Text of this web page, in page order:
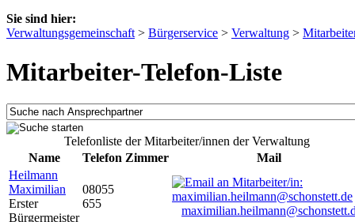
Sie sind hier:
Verwaltungsgemeinschaft > Bürgerservice > Verwaltung >
Mitarbeiter-Telefon-Liste
Telefonliste der Mitarbeiter/innen der Verwaltung
Name
Telefon Zimmer
Mail
Heilmann
Maximilian
Erster
Bürgermeister
08055
655